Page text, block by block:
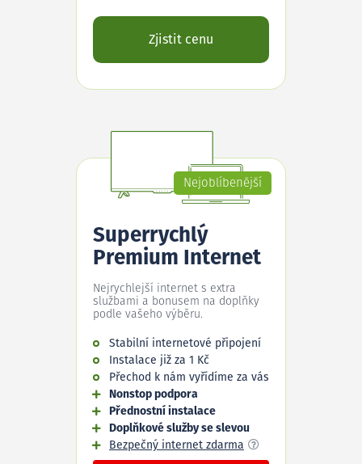
Zjistit cenu
Nejoblíbenější
Superrychlý
Premium Internet
Nejrychlejší internet s extra
službami a bonusem na doplňky
podle vašeho výběru.
Stabilní internetové připojení
Instalace již za 1 Kč
Přechod k nám vyřídíme za vás
Nonstop podpora
Přednostní instalace
Doplňkové služby se slevou
Bezpečný internet zdarma